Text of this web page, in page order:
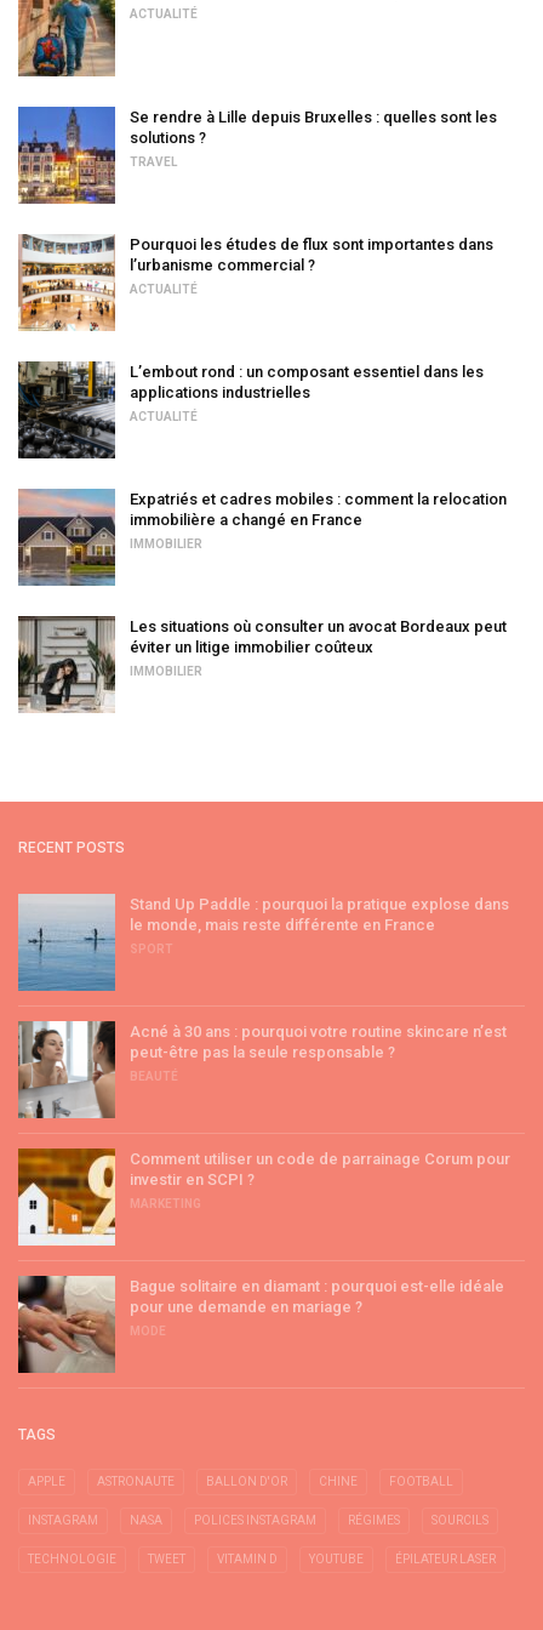
ACTUALITÉ
Se rendre à Lille depuis Bruxelles : quelles sont les
solutions ?
TRAVEL
Pourquoi les études de flux sont importantes dans
l’urbanisme commercial ?
ACTUALITÉ
L’embout rond : un composant essentiel dans les
applications industrielles
ACTUALITÉ
Expatriés et cadres mobiles : comment la relocation
immobilière a changé en France
IMMOBILIER
Les situations où consulter un avocat Bordeaux peut
éviter un litige immobilier coûteux
IMMOBILIER
RECENT POSTS
Stand Up Paddle : pourquoi la pratique explose dans
le monde, mais reste différente en France
SPORT
Acné à 30 ans : pourquoi votre routine skincare n’est
peut-être pas la seule responsable ?
BEAUTÉ
Comment utiliser un code de parrainage Corum pour
investir en SCPI ?
MARKETING
Bague solitaire en diamant : pourquoi est-elle idéale
pour une demande en mariage ?
MODE
TAGS
APPLE ASTRONAUTE BALLON D'OR CHINE FOOTBALL
INSTAGRAM NASA POLICES INSTAGRAM RÉGIMES SOURCILS
TECHNOLOGIE TWEET VITAMIN D YOUTUBE ÉPILATEUR LASER